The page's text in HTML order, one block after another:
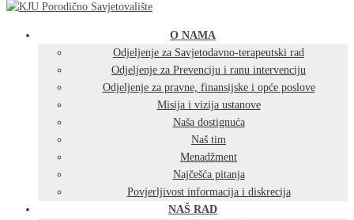
O NAMA
Odjeljenje za Savjetodavno-terapeutski rad
Odjeljenje za Prevenciju i ranu intervenciju
Odjeljenje za pravne, finansijske i opće poslove
Misija i vizija ustanove
Naša dostignuća
Naš tim
Menadžment
Najčešća pitanja
Povjerljivost informacija i diskrecija
NAŠ RAD